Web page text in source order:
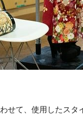
せて、使用したスタ